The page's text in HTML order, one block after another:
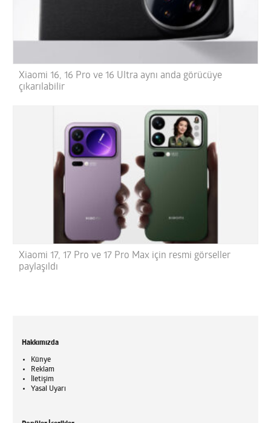
Xiaomi 16, 16 Pro ve 16 Ultra aynı anda görücüye
çıkarılabilir
Xiaomi 17, 17 Pro ve 17 Pro Max için resmi görseller
paylaşıldı
Hakkımızda
Künye
Reklam
İletişim
Yasal Uyarı